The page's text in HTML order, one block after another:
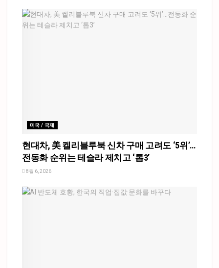
미국 / 국제
현대차, 美 켈리블루북 신차 구매 고려도 ‘5위’…
전동화 순위는 테슬라 제치고 ‘톱3’
8월 6, 2026